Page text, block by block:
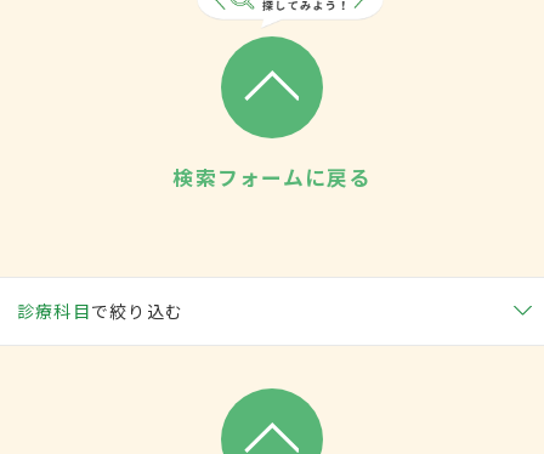
検索フォームに戻る
診療科目で絞り込む